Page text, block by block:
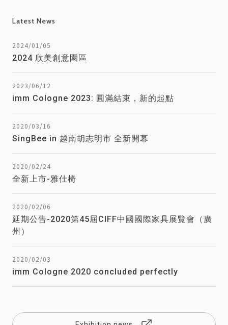
Latest News
2024/01/05
2024 欣美創意園區
2023/06/12
imm Cologne 2023: 圓滿結束，新的起點
2020/03/16
SingBee in 越南胡志明市 全新開幕
2020/02/24
全新上市-雅仕椅
2020/02/06
延期公告-2020第45屆CIFF中國國際家具展覽會（廣
州）
2020/02/03
imm Cologne 2020 concluded perfectly